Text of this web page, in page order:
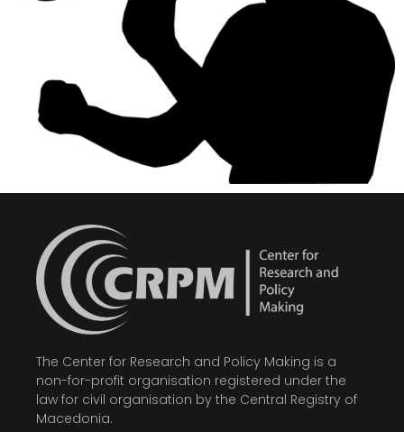
The Center for Research and Policy Making is a
non-for-profit organisation registered under the
law for civil organisation by the Central Registry of
Macedonia.